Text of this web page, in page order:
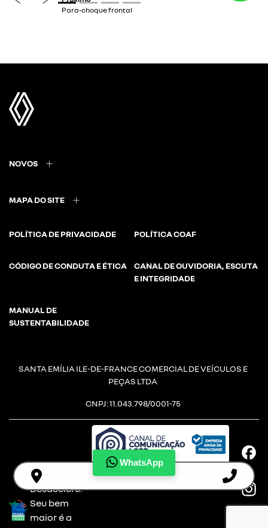
WhatsApp
NOVOS
MAPA DO SITE
POLÍTICA DE PRIVACIDADE POLÍTICA COAF
CÓDIGO DE CONDUTA E ÉTICA
CANAL DE OUVIDORIA, ESCUTA
E INTEGRIDADE
MANUAL DE
SUSTENTABILIDADE
SANTA EMÍLIA ILE-DE-FRANCE COMERCIAL DE VEÍCULOS E
PEÇAS LTDA
CNPJ: 11.043.798/0001-75
Desacelere.
Seu bem
maior é a